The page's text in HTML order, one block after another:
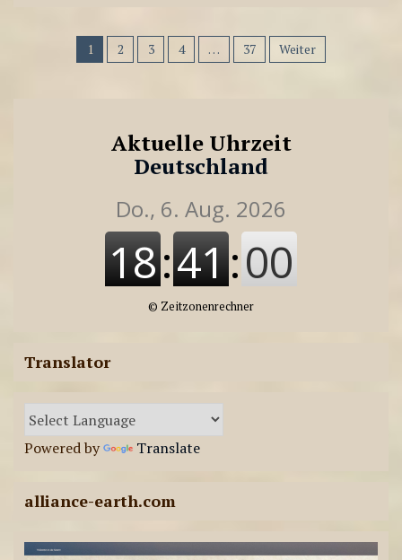
1 2 3 4 … 37 Weiter
Aktuelle Uhrzeit
Deutschland
© Zeitzonenrechner
Translator
Powered by Translate
alliance-earth.com